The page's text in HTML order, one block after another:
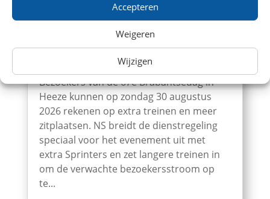
Accepteren
Weigeren
Wijzigen
Brabantsedag Heeze 2026
Bezoekers van de 67e Brabantsedag in
Heeze kunnen op zondag 30 augustus
2026 rekenen op extra treinen en meer
zitplaatsen. NS breidt de dienstregeling
speciaal voor het evenement uit met
extra Sprinters en zet langere treinen in
om de verwachte bezoekersstroom op
te...